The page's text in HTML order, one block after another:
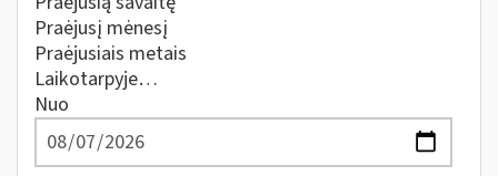
Praėjusį mėnesį
Praėjusiais metais
Laikotarpyje…
Nuo